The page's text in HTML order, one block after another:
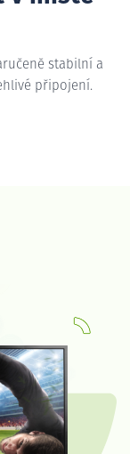
stabilní a
připojení.